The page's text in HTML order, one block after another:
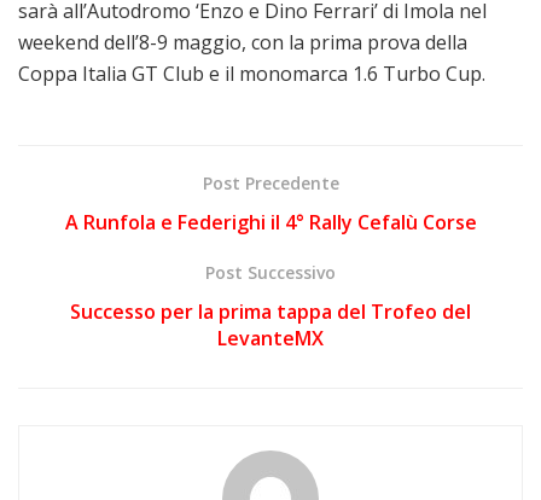
sarà all’Autodromo ‘Enzo e Dino Ferrari’ di Imola nel
weekend dell’8-9 maggio, con la prima prova della
Coppa Italia GT Club e il monomarca 1.6 Turbo Cup.
Post Precedente
A Runfola e Federighi il 4° Rally Cefalù Corse
Post Successivo
Successo per la prima tappa del Trofeo del
LevanteMX